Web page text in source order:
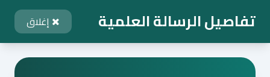
تفاصيل الرسالة العلمية